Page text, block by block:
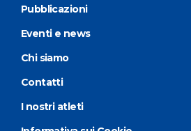
Pubblicazioni
Eventi e news
Chi siamo
Contatti
I nostri atleti